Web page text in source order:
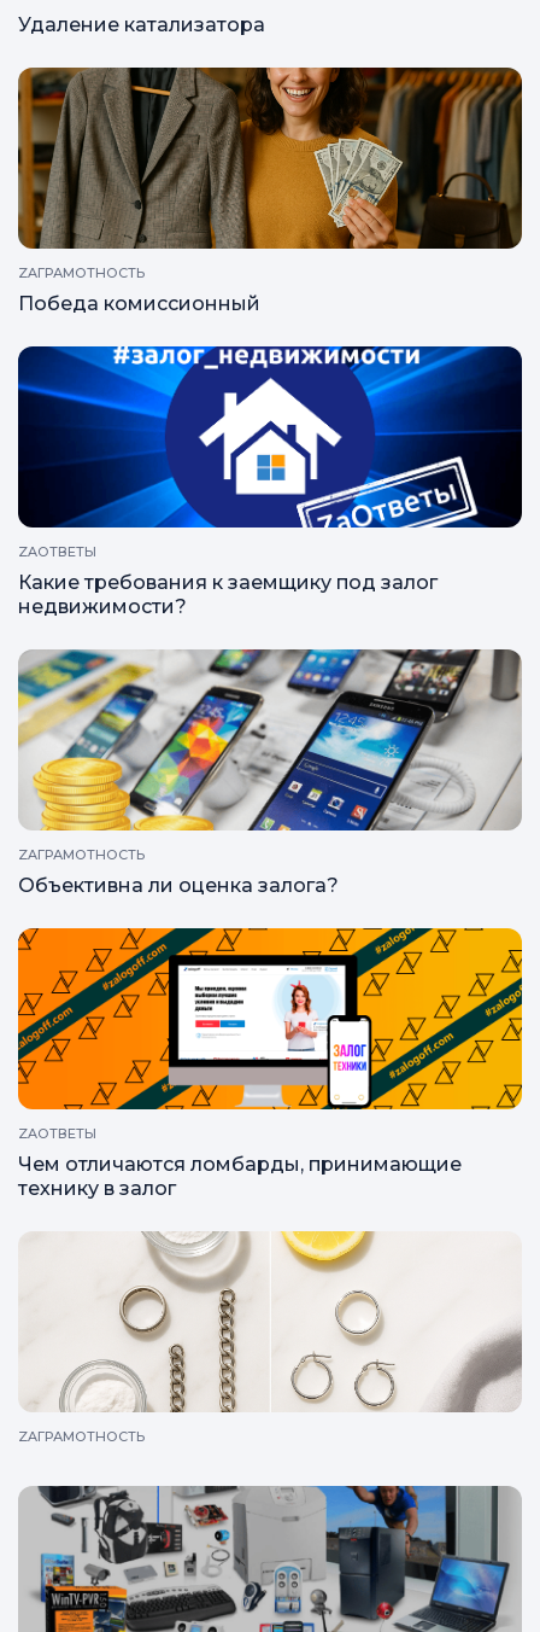
Удаление катализатора
ZAГРАМОТНОСТЬ
Победа комиссионный
ZAОТВЕТЫ
Какие требования к заемщику под залог
недвижимости?
ZAГРАМОТНОСТЬ
Объективна ли оценка залога?
ZAОТВЕТЫ
Чем отличаются ломбарды, принимающие
технику в залог
ZAГРАМОТНОСТЬ